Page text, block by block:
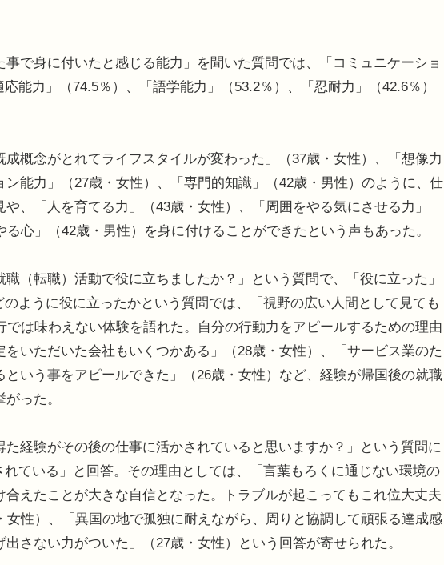
で身に付いたと感じる能力」を聞いた質問では、「コミュニケーショ
能力」（74.5％）、「語学能力」（53.2％）、「忍耐力」（42.6％）
概念がとれてライフスタイルが変わった」（37歳・女性）、「想像力
能力」（27歳・女性）、「専門的知識」（42歳・男性）のように、仕
、「人を育てる力」（43歳・女性）、「周囲をやる気にさせる力」
る心」（42歳・男性）を身に付けることができたという声もあった。
（転職）活動で役に立ちましたか？」という質問で、「役に立った」
ように役に立ったかという質問では、「視野の広い人間として見ても
では味わえない体験を語れた。自分の行動力をアピールするための理由
いただいた会社もいくつかある」（28歳・女性）、「サービス業のた
いう事をアピールできた」（26歳・女性）など、経験が帰国後の就職
った。
経験がその後の仕事に活かされていると思いますか？」という質問に
ている」と回答。その理由としては、「言葉もろくに通じない環境の
えたことが大きな自信となった。トラブルが起こってもこれ位大丈夫
女性）、「異国の地で孤独に耐えながら、周りと協調して頑張る達成感
さない力がついた」（27歳・女性）という回答が寄せられた。